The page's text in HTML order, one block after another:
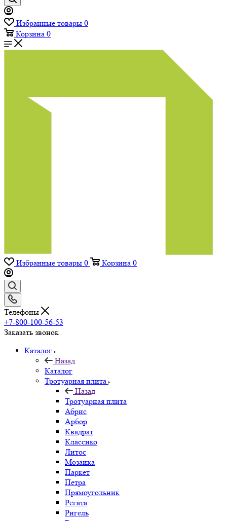
Избранные товары 0
Корзина 0
Избранные товары 0 Корзина 0
Телефоны
+7-800-100-56-53
Заказать звонок
Каталог
Назад
Каталог
Тротуарная плита
Назад
Тротуарная плита
Абрис
Арбор
Квадрат
Классико
Литос
Мозаика
Паркет
Петра
Прямоугольник
Регата
Ригель